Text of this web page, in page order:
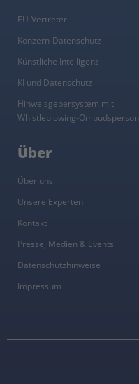
EU-Vertreter
Konzern-Datenschutz
Künstliche Intelligenz
KI und Datenschutz
Hinweisgebersystem mit
Whistleblowing-Ombudsperson
Über
Über uns
Unsere Experten
Kontakt
Presse, Medien & Events
Datenschutzhinweise
Impressum